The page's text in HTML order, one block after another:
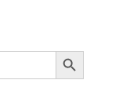
Search Button